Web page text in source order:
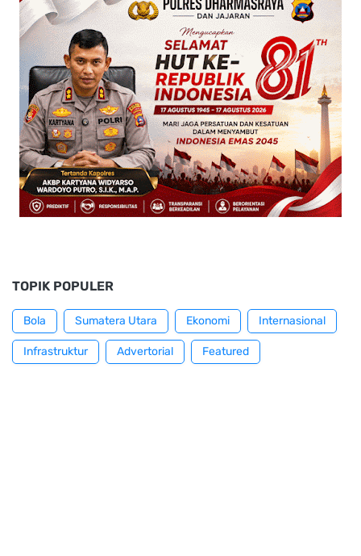
TOPIK POPULER
Bola Sumatera Utara Ekonomi Internasional
Infrastruktur Advertorial Featured